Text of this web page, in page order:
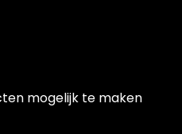
mogelijk te maken